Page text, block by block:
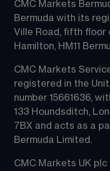
CMC Markets
Bermuda with its
Ville Road, fifth floor
Hamilton, HM11
CMC Markets
registered in the
number 15661636,
133 Houndsditch,
7BX and acts as a
Bermuda Limited.
CMC Markets UK